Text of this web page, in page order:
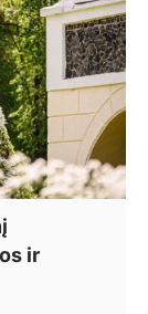
ir